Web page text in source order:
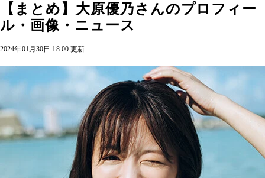
【まとめ】大原優乃さんのプロフィー
ル・画像・ニュース
2024年01月30日 18:00 更新